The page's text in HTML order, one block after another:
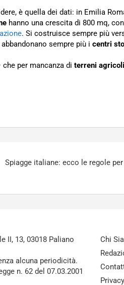
è quella dei dati: in Emilia
hanno una crescita di 800 mq,
. Si costruisce sempre più
sempre più i centri
che per mancanza di terreni agricoli
Spiagge italiane: ecco le regole
II, 13, 03018 Paliano
alcuna periodicità.
n. 62 del 07.03.2001
Chi